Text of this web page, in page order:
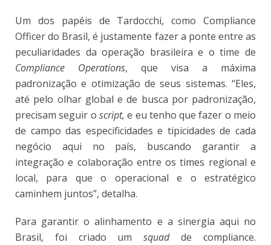
Um dos papéis de Tardocchi, como Compliance
Officer do Brasil, é justamente fazer a ponte entre as
peculiaridades da operação brasileira e o time de
Compliance Operations, que visa a máxima
padronização e otimização de seus sistemas. “Eles,
até pelo olhar global e de busca por padronização,
precisam seguir o script,e eu tenho que fazer o meio
de campo das especificidades e tipicidades de cada
negócio aqui no país, buscando garantir a
integração e colaboração entre os times regional e
local, para que o operacional e o estratégico
caminhem juntos”, detalha.
Para garantir o alinhamento e a sinergia aqui no
Brasil, foi criado umsquadde compliance.